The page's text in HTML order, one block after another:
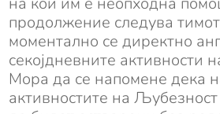
продолжение следува
моментално се директно
секојдневните активности
Мора да се напомене дека
активностите на